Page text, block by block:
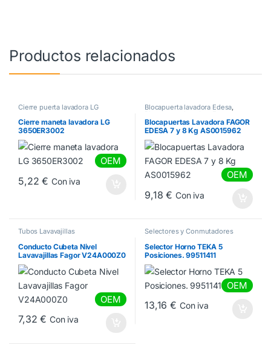
Productos relacionados
Cierre puerta lavadora LG
Cierre maneta lavadora LG
3650ER3002
OEM
5,22€ Con iva
Blocapuerta lavadora Edesa,
Blocapuerta lavadora Fagor ,
Blocapuertas lavadora Aspes
Blocapuertas Lavadora FAGOR
EDESA 7 y 8 Kg AS0015962
OEM
9,18€ Con iva
Tubos Lavavajillas
Conducto Cubeta Nivel
Lavavajillas Fagor V24A000Z0
OEM
7,32€ Con iva
Selectores y Conmutadores
Selectores y
Conmutadores TEKA
Selector Horno TEKA 5
Posiciones. 99511411
OEM
13,16€ Con iva